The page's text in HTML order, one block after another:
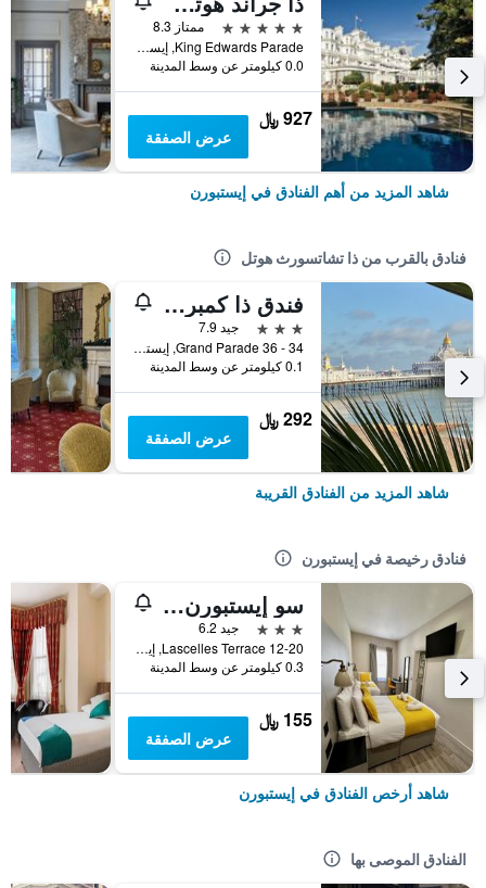
5 نجوم
ممتاز 8.3
King Edwards Parade, إيستبورن, المملكة المتحدة
0.0 كيلومتر عن وسط المدينة
927 ﷼
عرض الصفقة
شاهد المزيد من أهم الفنادق في إيستبورن
فنادق بالقرب من ذا تشاتسورث هوتل
فندق ذا كمبرلاند
3 نجوم
جيد 7.9
34 - 36 Grand Parade, إيستبورن, المملكة المتحدة
0.1 كيلومتر عن وسط المدينة
292 ﷼
عرض الصفقة
شاهد المزيد من الفنادق القريبة
فنادق رخيصة في إيستبورن
سو إيستبورن هوتل
3 نجوم
جيد 6.2
12-20 Lascelles Terrace, إيستبورن, المملكة المتحدة
0.3 كيلومتر عن وسط المدينة
155 ﷼
عرض الصفقة
شاهد أرخص الفنادق في إيستبورن
الفنادق الموصى بها